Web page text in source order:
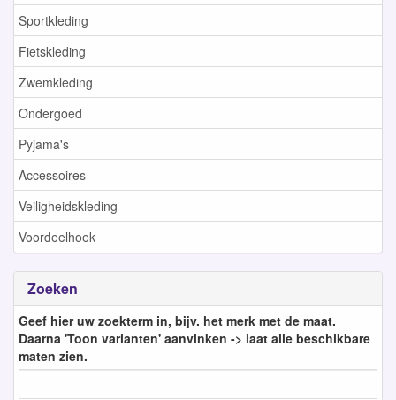
Sportkleding
Fietskleding
Zwemkleding
Ondergoed
Pyjama's
Accessoires
Veiligheidskleding
Voordeelhoek
Zoeken
Geef hier uw zoekterm in, bijv. het merk met de maat.
Daarna 'Toon varianten' aanvinken -> laat alle beschikbare
maten zien.